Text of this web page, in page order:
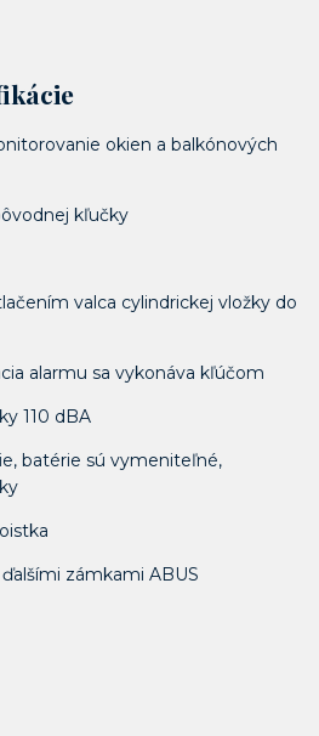
okien a balkónových
kľučky
valca cylindrickej vložky do
alarmu sa vykonáva kľúčom
110 dBA
batérie sú vymeniteľné,
zámkami ABUS